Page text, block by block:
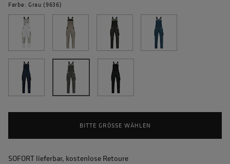
Farbe: Grau (9636)
BITTE GRÖSSE WÄHLEN
SOFORT lieferbar, kostenlose Retoure